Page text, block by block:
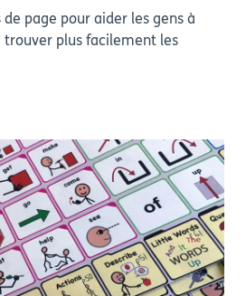
page pour aider les gens à
trouver plus facilement les